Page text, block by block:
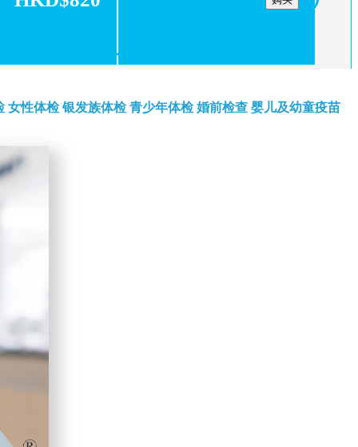
女性体检 银发族体检 青少年体检 婚前检查 婴儿及幼童疫苗